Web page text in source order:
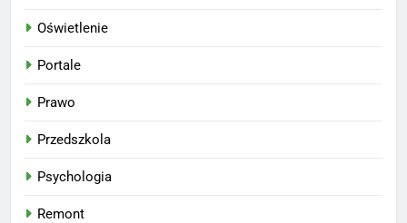
Oświetlenie
Portale
Prawo
Przedszkola
Psychologia
Remont